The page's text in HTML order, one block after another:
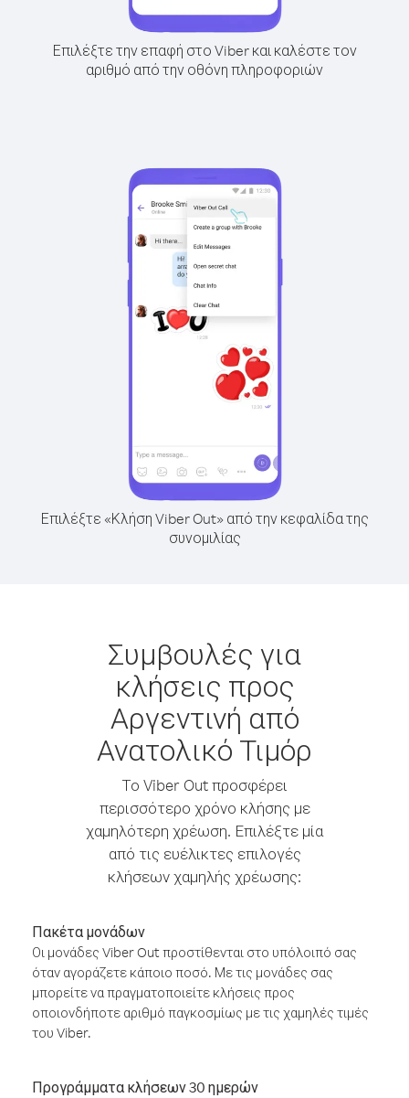
Επιλέξτε την επαφή στο Viber και καλέστε τον
αριθμό από την οθόνη πληροφοριών
Επιλέξτε «Κλήση Viber Out» από την κεφαλίδα της
συνομιλίας
Συμβουλές για
κλήσεις προς
Αργεντινή από
Ανατολικό Τιμόρ
Το Viber Out προσφέρει
περισσότερο χρόνο κλήσης με
χαμηλότερη χρέωση. Επιλέξτε μία
από τις ευέλικτες επιλογές
κλήσεων χαμηλής χρέωσης:
Πακέτα μονάδων
Οι μονάδες Viber Out προστίθενται στο υπόλοιπό σας
όταν αγοράζετε κάποιο ποσό. Με τις μονάδες σας
μπορείτε να πραγματοποιείτε κλήσεις προς
οποιονδήποτε αριθμό παγκοσμίως με τις χαμηλές τιμές
του Viber.
Προγράμματα κλήσεων 30 ημερών